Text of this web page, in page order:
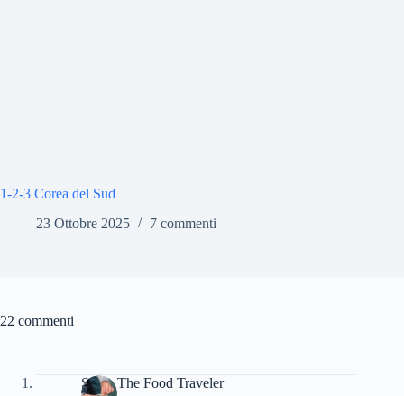
1-2-3 Corea del Sud
23 Ottobre 2025
7 commenti
22 commenti
Silvia The Food Traveler